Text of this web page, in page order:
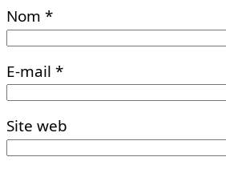
Nom *
E-mail *
Site web